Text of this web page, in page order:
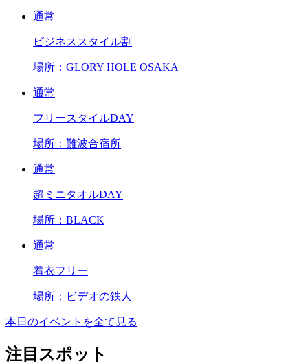
通常
ビジネススタイル割
場所：GLORY HOLE OSAKA
通常
フリースタイルDAY
場所：難波合宿所
通常
超ミニタオルDAY
場所：BLACK
通常
着衣フリー
場所：ビデオの鉄人
本日のイベントを全て見る
注目スポット